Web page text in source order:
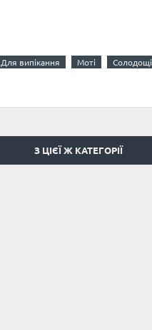
Для випікання Моті
Солодощі
З ЦІЄЇ Ж КАТЕГОРІЇ